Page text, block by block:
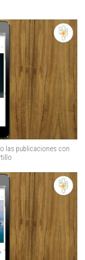
las publicaciones con